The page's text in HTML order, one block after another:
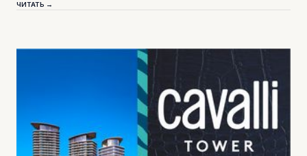
ЧИТАТЬ →